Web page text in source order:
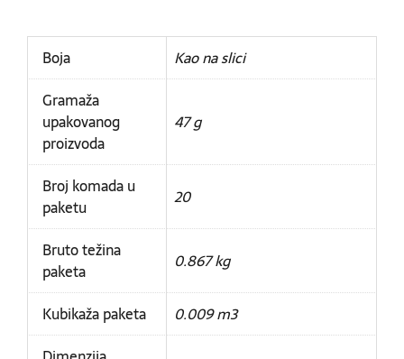
Boja
Kao na slici
Gramaža
upakovanog
proizvoda
47 g
Broj komada u
paketu
20
Bruto težina
paketa
0.867 kg
Kubikaža paketa
0.009 m3